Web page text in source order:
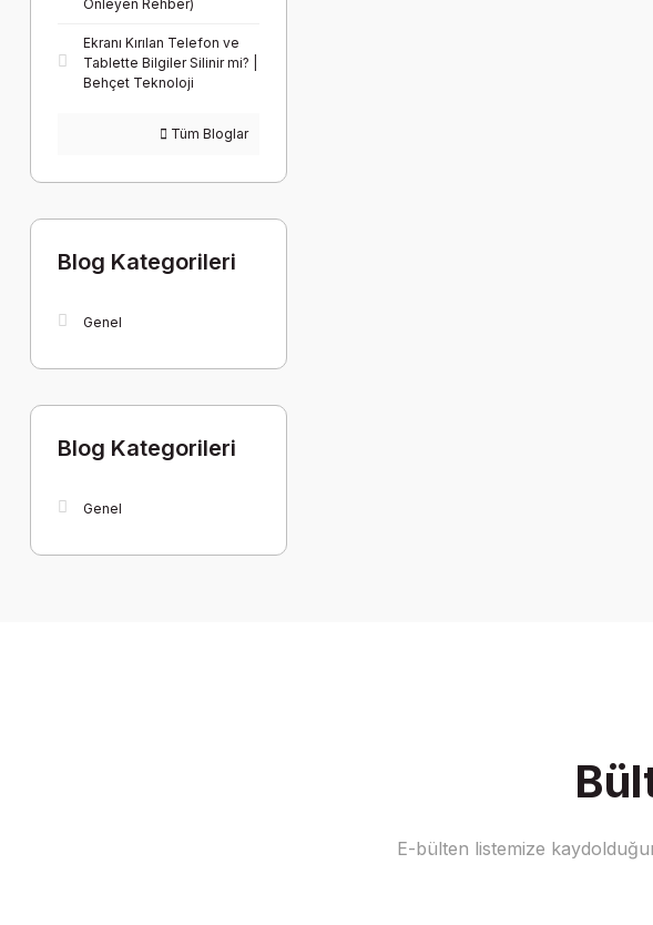
Önleyen Rehber)
Ekranı Kırılan Telefon ve
Tablette Bilgiler Silinir mi? |
Behçet Teknoloji
Tüm Bloglar
Blog Kategorileri
Genel
Blog Kategorileri
Genel
E-bülten listemize